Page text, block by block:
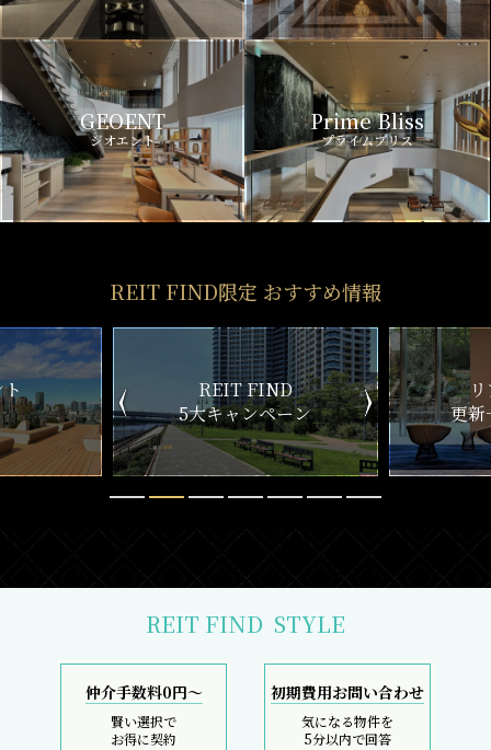
GEOENT
ジオエント
Prime Bliss
プライムブリス
REIT FIND限定 おすすめ情報
ン
リアルタイム
更新一覧チェック
新
REIT FIND STYLE
仲介手数料0円～
賢い選択で
お得に契約
初期費用お問い合わせ
気になる物件を
5分以内で回答